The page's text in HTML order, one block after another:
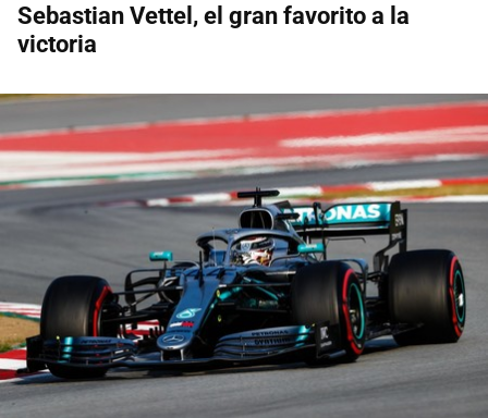
Sebastian Vettel, el gran favorito a la
victoria